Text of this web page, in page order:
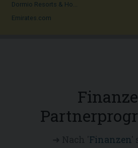
Dormio Resorts & Ho...
Emirates.com
Finanzen'